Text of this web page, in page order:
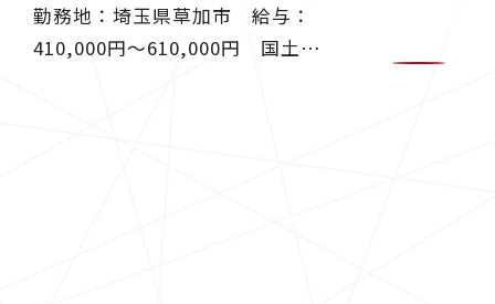
勤務地：埼玉県草加市 給与：
410,000円〜610,000円 国土交